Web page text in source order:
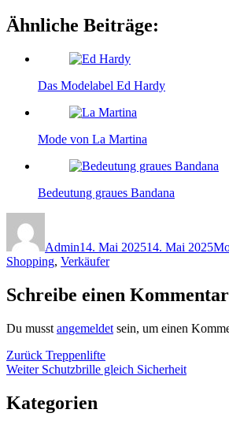
Ähnliche Beiträge:
Das Modelabel Ed Hardy
Mode von La Martina
Bedeutung graues Bandana
Admin14. Mai 202514. Mai 2025
Shopping, Verkäufer
Schreibe einen Kommentar
Du musst angemeldet sein, um einen
Beitragsnavigation
Zurück Vorheriger
Beitrag:
Treppenlifte
Weiter Nächster
Schutzbrille gleich Sicherheit
Kategorien